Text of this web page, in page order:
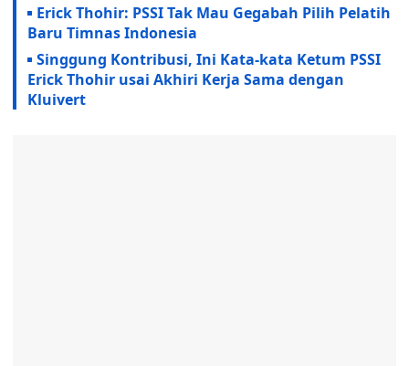
Erick Thohir: PSSI Tak Mau Gegabah Pilih Pelatih
Baru Timnas Indonesia
Singgung Kontribusi, Ini Kata-kata Ketum PSSI
Erick Thohir usai Akhiri Kerja Sama dengan
Kluivert